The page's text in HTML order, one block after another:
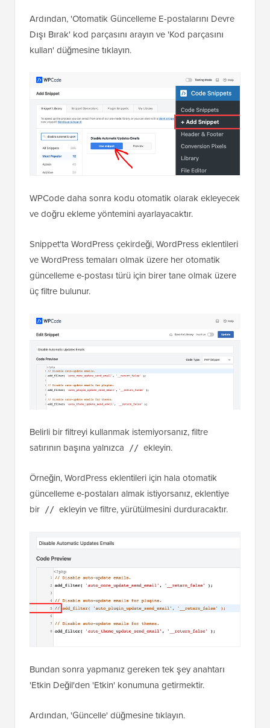
Ardından, 'Otomatik Güncelleme E-postalarını Devre
Dışı Bırak' kod parçasını arayın ve 'Kod parçasını
kullan' düğmesine tıklayın.
WPCode daha sonra kodu otomatik olarak ekleyecek
ve doğru ekleme yöntemini ayarlayacaktır.
Snippet'ta WordPress çekirdeği, WordPress eklentileri
ve WordPress temaları olmak üzere her otomatik
güncelleme e-postası türü için birer tane olmak üzere
üç filtre bulunur.
Belirli bir filtreyi kullanmak istemiyorsanız, filtre
satırının başına yalnızca
// ekleyin.
Örneğin, WordPress eklentileri için hala otomatik
güncelleme e-postaları almak istiyorsanız, eklentiye
bir
// ekleyin ve filtre, yürütülmesini durduracaktır.
Bundan sonra yapmanız gereken tek şey anahtarı
'Etkin Değil'den 'Etkin' konumuna getirmektir.
Ardından, 'Güncelle' düğmesine tıklayın.